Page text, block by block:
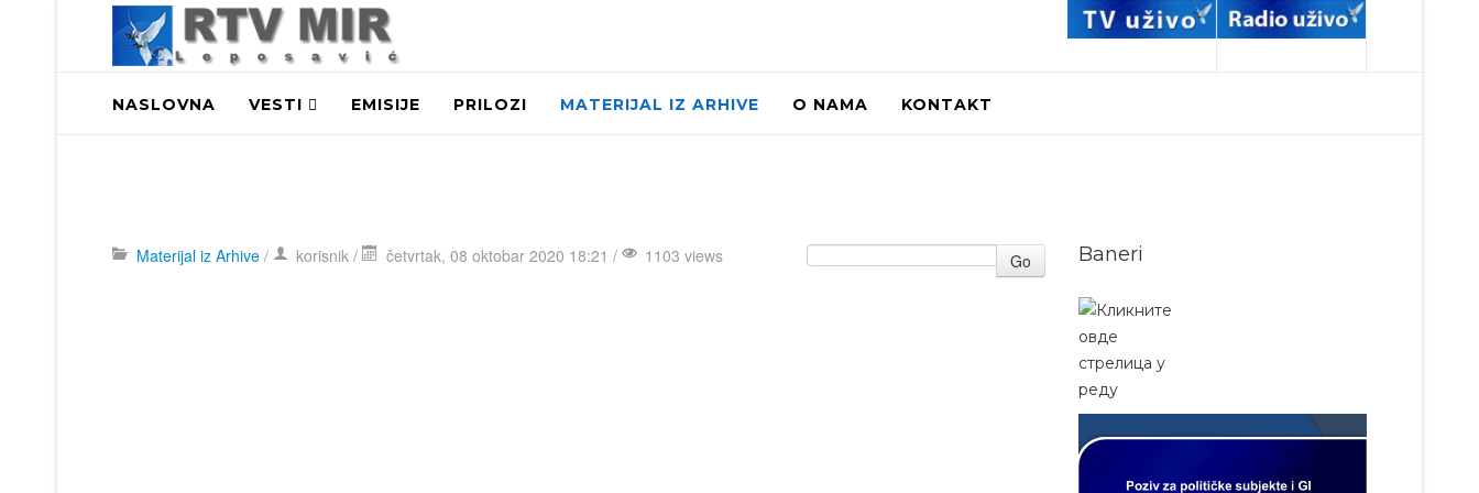
NASLOVNA VESTI EMISIJE PRILOZI MATERIJAL IZ ARHIVE O NAMA KONTAKT
Materijal iz Arhive/ korisnik / četvrtak, 08 oktobar 2020 18:21 / 1103 views Go Baneri